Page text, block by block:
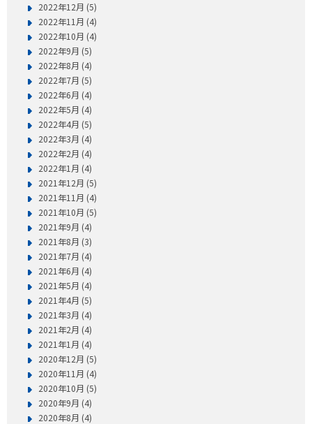
2022年12月 (5)
2022年11月 (4)
2022年10月 (4)
2022年9月 (5)
2022年8月 (4)
2022年7月 (5)
2022年6月 (4)
2022年5月 (4)
2022年4月 (5)
2022年3月 (4)
2022年2月 (4)
2022年1月 (4)
2021年12月 (5)
2021年11月 (4)
2021年10月 (5)
2021年9月 (4)
2021年8月 (3)
2021年7月 (4)
2021年6月 (4)
2021年5月 (4)
2021年4月 (5)
2021年3月 (4)
2021年2月 (4)
2021年1月 (4)
2020年12月 (5)
2020年11月 (4)
2020年10月 (5)
2020年9月 (4)
2020年8月 (4)